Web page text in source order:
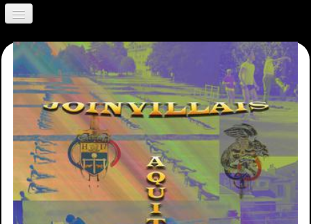
Contact
Présentation
Historique
Histoire des Joinvillais
Valeurs
Presse